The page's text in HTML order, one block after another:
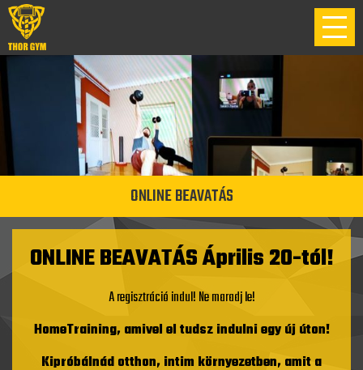
ONLINE BEAVATÁS
ONLINE BEAVATÁS Április 20-tól!
A regisztráció indul! Ne maradj le!
HomeTraining, amivel el tudsz indulni egy új úton!
Kipróbálnád otthon, intim környezetben, amit a